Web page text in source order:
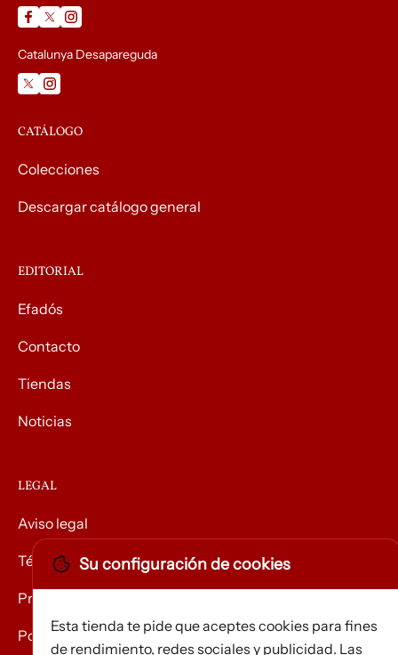
Catalunya Desapareguda
CATÁLOGO
Colecciones
Descargar catálogo general
EDITORIAL
Efadós
Contacto
Tiendas
Noticias
LEGAL
Aviso legal
Términos y condiciones
Privacidad
Política de Cookies
Su configuración de cookies
Esta tienda te pide que aceptes cookies para fines
de rendimiento, redes sociales y publicidad. Las